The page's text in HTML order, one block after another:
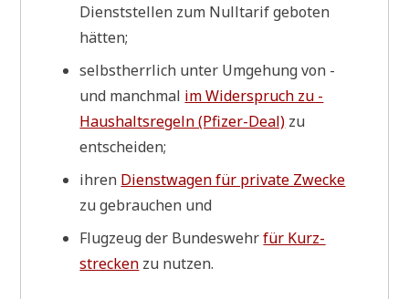
Dienst­stel­len zum Null­ta­rif gebo­ten
hätten;
selbst­herr­lich unter Umge­hung von -
und manch­mal im Wider­spruch zu -
Haus­halts­re­geln (Pfi­zer-Deal) zu
entscheiden;
ihren Dienst­wa­gen für pri­va­te Zwecke
zu gebrau­chen und
Flug­zeug der Bun­des­wehrfür Kurz­
strecken zu nutzen.